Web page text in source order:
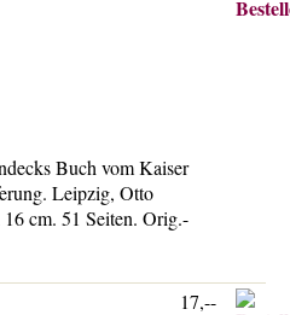
Buch vom Kaiser
Leipzig, Otto
cm. 51 Seiten. Orig.-
17,--